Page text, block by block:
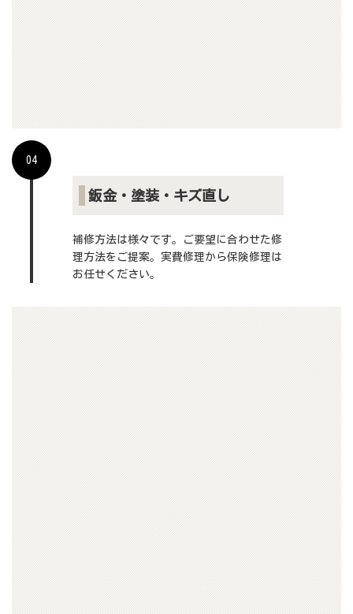
04
鈑金・塗装・キズ直し
補修方法は様々です。ご要望に合わせた修
理方法をご提案。実費修理から保険修理は
お任せください。